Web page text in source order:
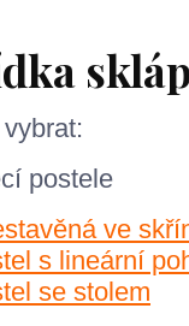
postele
ve
s lineární
se stolem